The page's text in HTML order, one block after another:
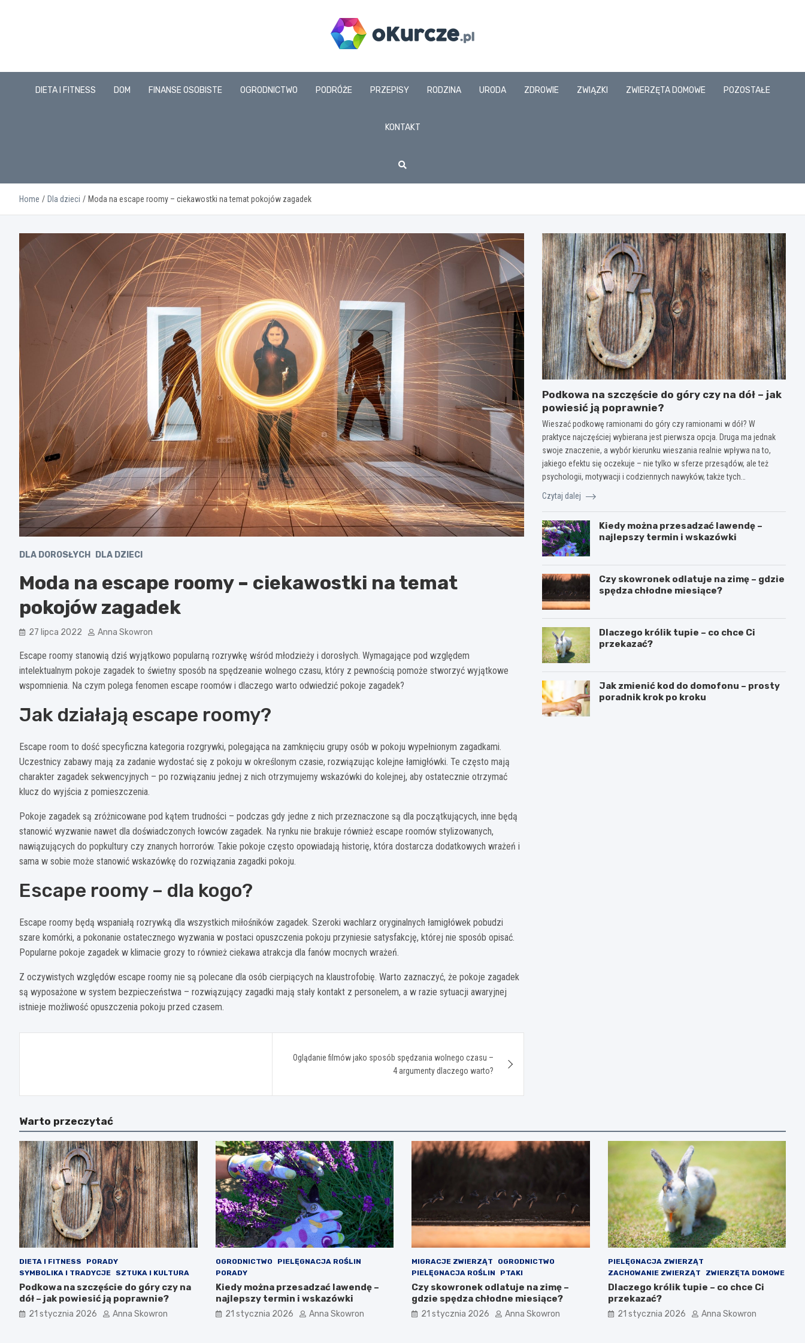
www.okurcze.pl
DIETA I FITNESS DOM FINANSE OSOBISTE OGRODNICTWO PODRÓŻE PRZEPISY RODZINA URODA ZDROWIE ZWIĄZKI ZWIERZĘTA DOMOWE POZOSTAŁE
KONTAKT
Home Dla dzieci Moda na escape roomy – ciekawostki na temat pokojów zagadek
DLA DOROSŁYCH DLA DZIECI
Moda na escape roomy – ciekawostki na temat
pokojów zagadek
27 lipca 2022 Anna Skowron
Escape roomy stanowią dziś wyjątkowo popularną rozrywkę wśród młodzieży i dorosłych. Wymagające pod względem
intelektualnym pokoje zagadek to świetny sposób na spędzeanie wolnego czasu, który z pewnością pomoże stworzyć wyjątkowe
wspomnienia. Na czym polega fenomen escape roomów i dlaczego warto odwiedzić pokoje zagadek?
Jak działają escape roomy?
Escape room to dość specyficzna kategoria rozgrywki, polegająca na zamknięciu grupy osób w pokoju wypełnionym zagadkami.
Uczestnicy zabawy mają za zadanie wydostać się z pokoju w określonym czasie, rozwiązując kolejne łamigłówki. Te często mają
charakter zagadek sekwencyjnych – po rozwiązaniu jednej z nich otrzymujemy wskazówki do kolejnej, aby ostatecznie otrzymać
klucz do wyjścia z pomieszczenia.
Pokoje zagadek są zróżnicowane pod kątem trudności – podczas gdy jedne z nich przeznaczone są dla początkujących, inne będą
stanowić wyzwanie nawet dla doświadczonych łowców zagadek. Na rynku nie brakuje również escape roomów stylizowanych,
nawiązujących do popkultury czy znanych horrorów. Takie pokoje często opowiadają historię, która dostarcza dodatkowych wrażeń i
sama w sobie może stanowić wskazówkę do rozwiązania zagadki pokoju.
Escape roomy – dla kogo?
Escape roomy będą wspaniałą rozrywką dla wszystkich miłośników zagadek. Szeroki wachlarz oryginalnych łamigłówek pobudzi
szare komórki, a pokonanie ostatecznego wyzwania w postaci opuszczenia pokoju przyniesie satysfakcję, której nie sposób opisać.
Popularne pokoje zagadek w klimacie grozy to również ciekawa atrakcja dla fanów mocnych wrażeń.
Z oczywistych względów escape roomy nie są polecane dla osób cierpiących na klaustrofobię. Warto zaznaczyć, że pokoje zagadek
są wyposażone w system bezpieczeństwa – rozwiązujący zagadki mają stały kontakt z personelem, a w razie sytuacji awaryjnej
istnieje możliwość opuszczenia pokoju przed czasem.
Oglądanie filmów jako sposób spędzania wolnego czasu –
4 argumenty dlaczego warto?
Podkowa na szczęście do góry czy na dół – jak
powiesić ją poprawnie?
Wieszać podkowę ramionami do góry czy ramionami w dół? W
praktyce najczęściej wybierana jest pierwsza opcja. Druga ma jednak
swoje znaczenie, a wybór kierunku wieszania realnie wpływa na to,
jakiego efektu się oczekuje – nie tylko w sferze przesądów, ale też
psychologii, motywacji i codziennych nawyków, także tych…
Czytaj dalej
Kiedy można przesadzać lawendę –
najlepszy termin i wskazówki
Czy skowronek odlatuje na zimę – gdzie
spędza chłodne miesiące?
Dlaczego królik tupie – co chce Ci
przekazać?
Jak zmienić kod do domofonu – prosty
poradnik krok po kroku
Warto przeczytać
DIETA I FITNESS
PORADY
SYMBOLIKA I TRADYCJE
SZTUKA I KULTURA
Podkowa na szczęście do góry czy na
dół – jak powiesić ją poprawnie?
21 stycznia 2026 Anna Skowron
OGRODNICTWO
PIELĘGNACJA ROŚLIN
PORADY
Kiedy można przesadzać lawendę –
najlepszy termin i wskazówki
21 stycznia 2026 Anna Skowron
MIGRACJE ZWIERZĄT
OGRODNICTWO
PIELĘGNACJA ROŚLIN
PTAKI
Czy skowronek odlatuje na zimę –
gdzie spędza chłodne miesiące?
21 stycznia 2026 Anna Skowron
PIELĘGNACJA ZWIERZĄT
ZACHOWANIE ZWIERZĄT
ZWIERZĘTA DOMOWE
Dlaczego królik tupie – co chce Ci
przekazać?
21 stycznia 2026 Anna Skowron